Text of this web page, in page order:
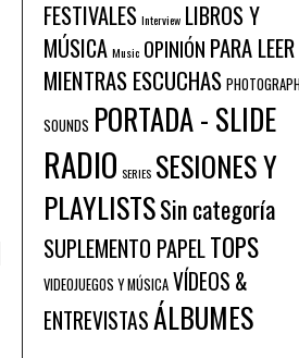
FESTIVALES Interview LIBROS Y
MÚSICA Music OPINIÓN PARA LEER
MIENTRAS ESCUCHAS
SOUNDS PORTADA - SLIDE
RADIO SERIES SESIONES Y
PLAYLISTSSin categoría
SUPLEMENTO PAPELTOPS
VIDEOJUEGOS Y MÚSICA VÍDEOS &
ENTREVISTASÁLBUMES